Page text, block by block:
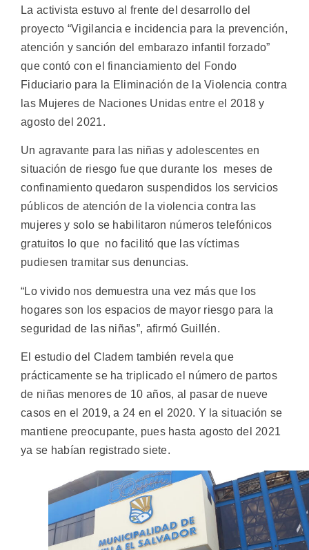
La activista estuvo al frente del desarrollo del
proyecto “Vigilancia e incidencia para la prevención,
atención y sanción del embarazo infantil forzado”
que contó con el financiamiento del Fondo
Fiduciario para la Eliminación de la Violencia contra
las Mujeres de Naciones Unidas entre el 2018 y
agosto del 2021.
Un agravante para las niñas y adolescentes en
situación de riesgo fue que durante los meses de
confinamiento quedaron suspendidos los servicios
públicos de atención de la violencia contra las
mujeres y solo se habilitaron números telefónicos
gratuitos lo que no facilitó que las víctimas
pudiesen tramitar sus denuncias.
“Lo vivido nos demuestra una vez más que los
hogares son los espacios de mayor riesgo para la
seguridad de las niñas”, afirmó Guillén.
El estudio del Cladem también revela que
prácticamente se ha triplicado el número de partos
de niñas menores de 10 años, al pasar de nueve
casos en el 2019, a 24 en el 2020. Y la situación se
mantiene preocupante, pues hasta agosto del 2021
ya se habían registrado siete.